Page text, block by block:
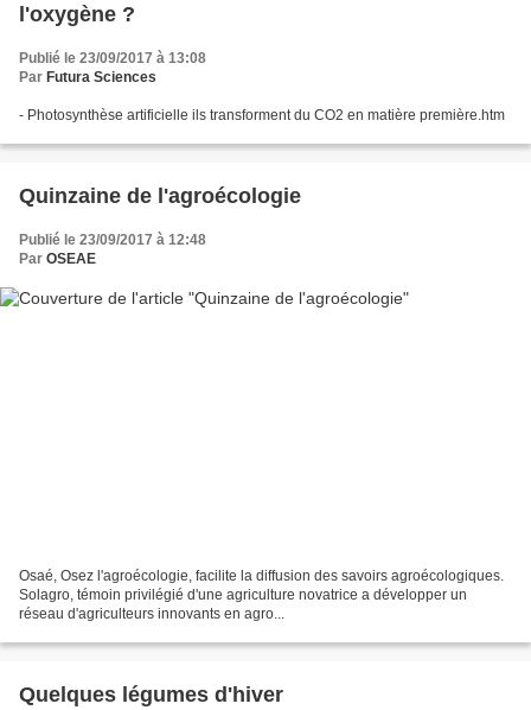
l'oxygène ?
Publié le 23/09/2017 à 13:08
Par Futura Sciences
- Photosynthèse artificielle ils transforment du CO2 en matière première.htm
Quinzaine de l'agroécologie
Publié le 23/09/2017 à 12:48
Par OSEAE
Osaé, Osez l'agroécologie, facilite la diffusion des savoirs agroécologiques.
Solagro, témoin privilégié d'une agriculture novatrice a développer un
réseau d'agriculteurs innovants en agro...
Quelques légumes d'hiver